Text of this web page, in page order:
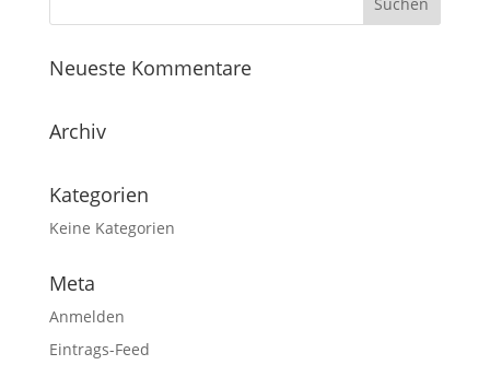
Neueste Kommentare
Archiv
Kategorien
Keine Kategorien
Meta
Anmelden
Eintrags-Feed